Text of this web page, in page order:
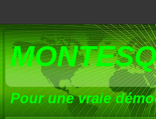
Pour une vraie